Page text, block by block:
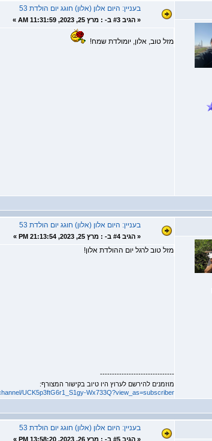
בעניין: היום אלון (אלון) חוגג יום הולדת 53
« הגיב #3 ב- : מרץ 25, 2023, 11:31:59 AM »
מזל טוב, אלון, יומולדת שמח!
בעניין: היום אלון (אלון) חוגג יום הולדת 53
« הגיב #4 ב- : מרץ 25, 2023, 21:13:54 PM »
מזל טוב לרגל יום ההולדת אלון!
-------------------------------
מוזמנים להירשם לערוץ היו טיוב בקישור המצורף:
UCK5p3ftG6r1_S1gy-Wx733Q?view_as=subscriber
בעניין: היום אלון (אלון) חוגג יום הולדת 53
« הגיב #5 ב- : מרץ 26, 2023, 13:58:20 PM »